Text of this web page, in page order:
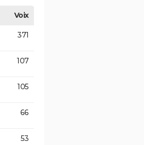
Voix
371
107
105
66
53